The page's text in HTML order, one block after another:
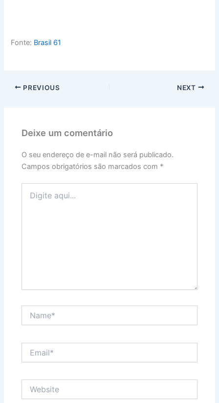
Fonte: Brasil 61
PREVIOUS NEXT
Deixe um comentário
O seu endereço de e-mail não será publicado.
Campos obrigatórios são marcados com *
aqui...